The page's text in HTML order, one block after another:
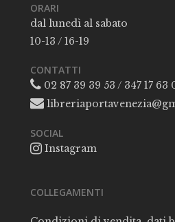
ORARI
dal lunedì al sabato
10-13 / 16-19
CONTATTI
02 87 39 39 53 / 347 17 63
SOCIAL
Instagram
COLLEGAMENTI